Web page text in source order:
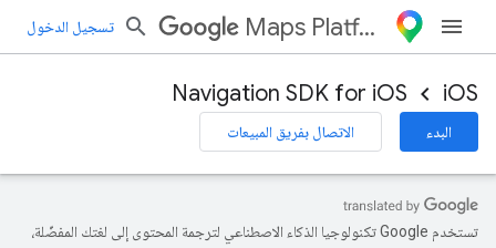
Maps Platform تسجيل الدخول
iOS
Navigation SDK for iOS
البدء الاتصال بفريق المبيعات
تستخدم Google تكنولوجيا الذكاء الاصطناعي لترجمة المحتوى إلى لغتك المفضّلة،